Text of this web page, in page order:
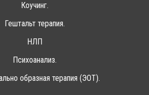
Коучинг.
Гештальт терапия.
НЛП
Психоанализ.
образная терапия (ЭОТ).